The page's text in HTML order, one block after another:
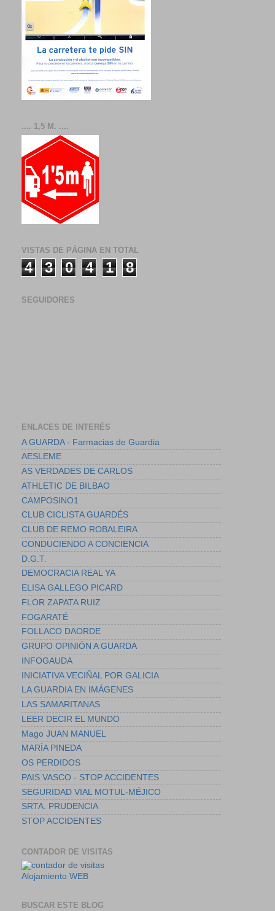
.... 1,5 M. ....
VISTAS DE PÁGINA EN TOTAL
4 3 0 4 1 8
SEGUIDORES
ENLACES DE INTERÉS
A GUARDA - Farmacias de Guardia
AESLEME
AS VERDADES DE CARLOS
ATHLETIC DE BILBAO
CAMPOSINO1
CLUB CICLISTA GUARDÉS
CLUB DE REMO ROBALEIRA
CONDUCIENDO A CONCIENCIA
D.G.T.
DEMOCRACIA REAL YA
ELISA GALLEGO PICARD
FLOR ZAPATA RUIZ
FOGARATÉ
FOLLACO DAORDE
GRUPO OPINIÓN A GUARDA
INFOGAUDA
INICIATIVA VECIÑAL POR GALICIA
LA GUARDIA EN IMÁGENES
LAS SAMARITANAS
LEER DECIR EL MUNDO
Mago JUAN MANUEL
MARÍA PINEDA
OS PERDIDOS
PAIS VASCO - STOP ACCIDENTES
SEGURIDAD VIAL MOTUL-MÉJICO
SRTA. PRUDENCIA
STOP ACCIDENTES
CONTADOR DE VISITAS
Alojamiento WEB
BUSCAR ESTE BLOG